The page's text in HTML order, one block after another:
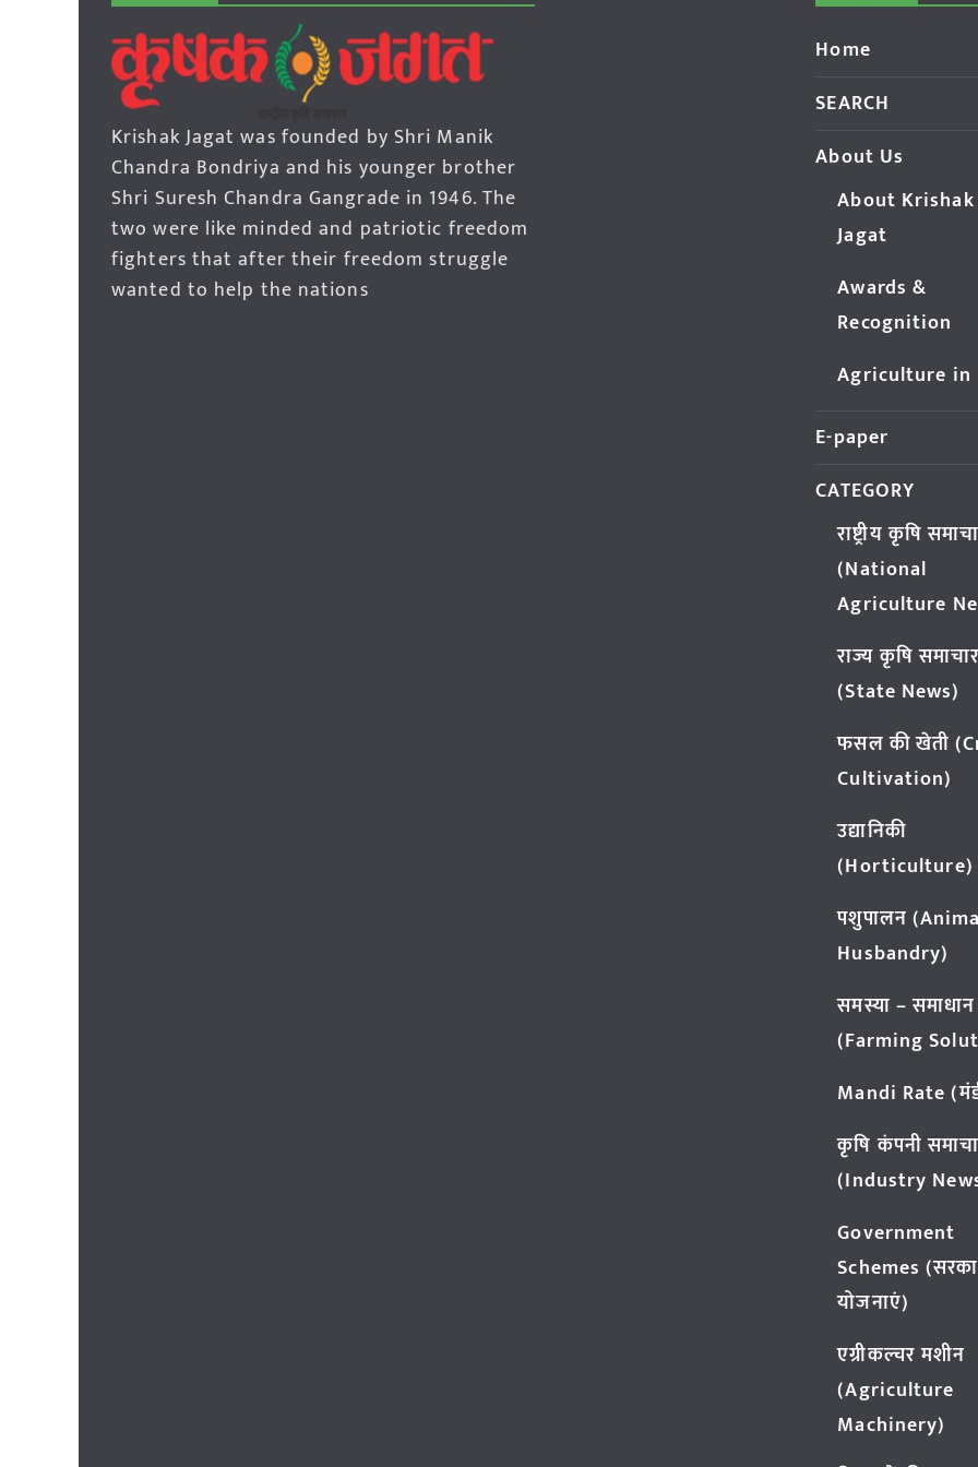
Krishak Jagat was founded by Shri Manik
Chandra Bondriya and his younger brother
Shri Suresh Chandra Gangrade in 1946. The
two were like minded and patriotic freedom
fighters that after their freedom struggle
wanted to help the nations
Home
SEARCH
About Us
About Krishak
Jagat
Awards &
Recognition
Agriculture in
E-paper
CATEGORY
राष्ट्रीय कृषि
(National
Agriculture
राज्य कृषि समाचार
(State News)
फसल की खेती
Cultivation)
उद्यानिकी
(Horticulture)
पशुपालन
Husbandry)
समस्या – समाधान
(Farming
Mandi Rate
कृषि कंपनी
(Industry
Government
Schemes
योजनाएं)
एग्रीकल्चर मशीन
(Agriculture
Machinery)